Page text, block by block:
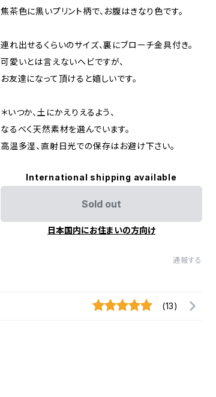
焦茶色に黒いプリント柄で、お腹はきなり色です。
連れ出せるくらいのサイズ、裏にブローチ金具付き。
可愛いとは言えないヘビですが、
お友達になって頂けると嬉しいです。
＊いつか、土にかえりえるよう、
なるべく天然素材を選んでいます。
高温多湿、直射日光での保存はお避け下さい。
International shipping available
Sold out
日本国内にお住まいの方向け
通報する
(13)